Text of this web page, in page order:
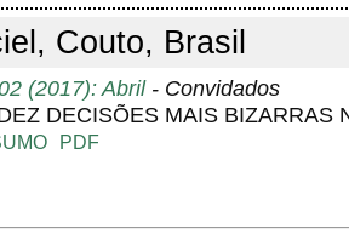
Couto, Brasil
(2017): Abril- Convidados
DECISÕES MAIS BIZARRAS
PDF